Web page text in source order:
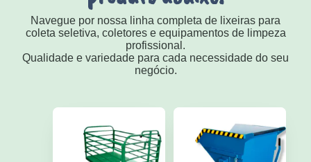
Navegue por nossa linha completa de lixeiras para
coleta seletiva, coletores e equipamentos de limpeza
profissional.
Qualidade e variedade para cada necessidade do seu
negócio.